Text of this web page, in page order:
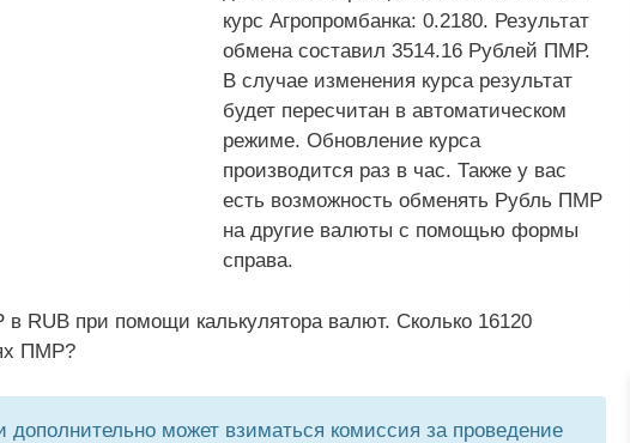
курс Агропромбанка: 0.2180. Результат
обмена составил 3514.16 Рублей ПМР.
В случае изменения курса результат
будет пересчитан в автоматическом
режиме. Обновление курса
производится раз в час. Также у вас
есть возможность обменять Рубль ПМР
на другие валюты с помощью формы
справа.
в RUB при помощи калькулятора валют. Сколько 16120
ПМР?
может взиматься комиссия за проведение